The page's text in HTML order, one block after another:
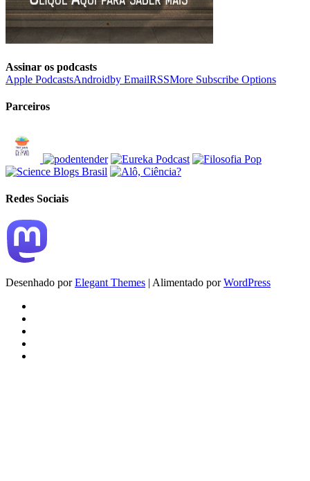
Assinar os podcasts
Apple PodcastsAndroidby EmailRSSMore Subscribe Options
Parceiros
Redes Sociais
Desenhado porElegant Themes | Alimentado porWordPress